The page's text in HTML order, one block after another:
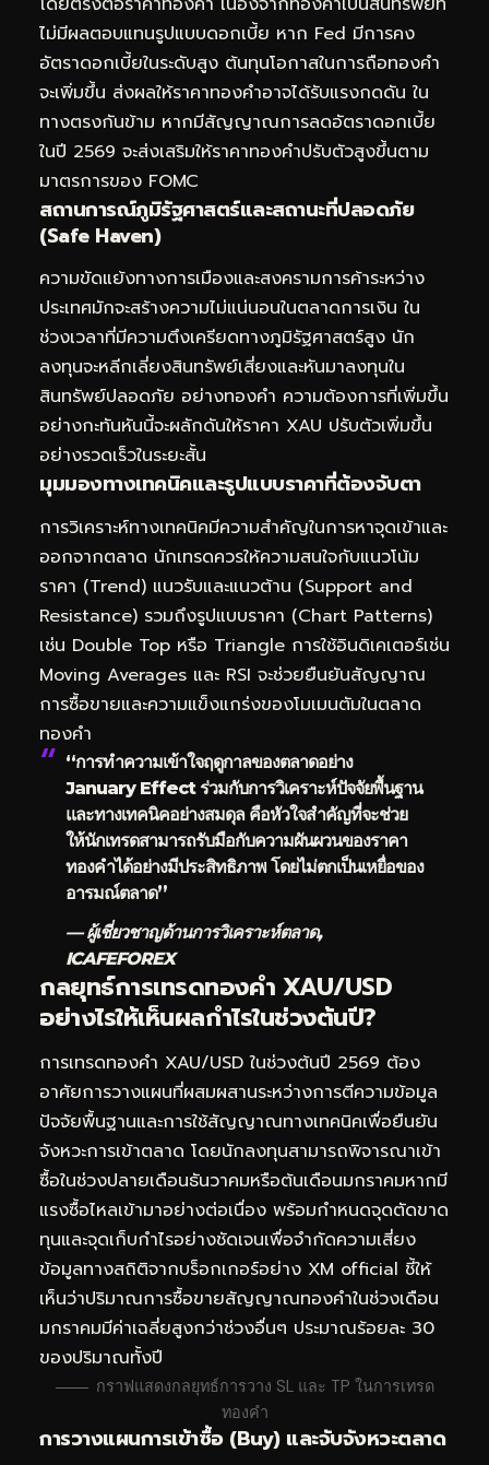
ไม่มีผลตอบแทนรูปแบบดอกเบี้ย หาก Fed มีการคง
อัตราดอกเบี้ยในระดับสูง ต้นทุนโอกาสในการถือทองคำ
จะเพิ่มขึ้น ส่งผลให้ราคาทองคำอาจได้รับแรงกดดัน ใน
ทางตรงกันข้าม หากมีสัญญาณการลดอัตราดอกเบี้ย
ในปี 2569 จะส่งเสริมให้ราคาทองคำปรับตัวสูงขึ้นตาม
มาตรการของ FOMC
สถานการณ์ภูมิรัฐศาสตร์และสถานะที่ปลอดภัย
(Safe Haven)
ความขัดแย้งทางการเมืองและสงครามการค้าระหว่าง
ประเทศมักจะสร้างความไม่แน่นอนในตลาดการเงิน ใน
ช่วงเวลาที่มีความตึงเครียดทางภูมิรัฐศาสตร์สูง นัก
ลงทุนจะหลีกเลี่ยงสินทรัพย์เสี่ยงและหันมาลงทุนใน
สินทรัพย์ปลอดภัย อย่างทองคำ ความต้องการที่เพิ่มขึ้น
อย่างกะทันหันนี้จะผลักดันให้ราคา XAU ปรับตัวเพิ่มขึ้น
อย่างรวดเร็วในระยะสั้น
มุมมองทางเทคนิคและรูปแบบราคาที่ต้องจับตา
การวิเคราะห์ทางเทคนิคมีความสำคัญในการหาจุดเข้าและ
ออกจากตลาด นักเทรดควรให้ความสนใจกับแนวโน้ม
ราคา (Trend) แนวรับและแนวต้าน (Support and
Resistance) รวมถึงรูปแบบราคา (Chart Patterns)
เช่น Double Top หรือ Triangle การใช้อินดิเคเตอร์เช่น
Moving Averages และ RSI จะช่วยยืนยันสัญญาณ
การซื้อขายและความแข็งแกร่งของโมเมนตัมในตลาด
ทองคำ
“การทำความเข้าใจฤดูกาลของตลาดอย่าง
January Effect ร่วมกับการวิเคราะห์ปัจจัยพื้นฐาน
และทางเทคนิคอย่างสมดุล คือหัวใจสำคัญที่จะช่วย
ให้นักเทรดสามารถรับมือกับความผันผวนของราคา
ทองคำได้อย่างมีประสิทธิภาพ โดยไม่ตกเป็นเหยื่อของ
อารมณ์ตลาด”
— ผู้เชี่ยวชาญด้านการวิเคราะห์ตลาด,
ICAFEFOREX
กลยุทธ์การเทรดทองคำ XAU/USD
อย่างไรให้เห็นผลกำไรในช่วงต้นปี?
การเทรดทองคำ XAU/USD ในช่วงต้นปี 2569 ต้อง
อาศัยการวางแผนที่ผสมผสานระหว่างการตีความข้อมูล
ปัจจัยพื้นฐานและการใช้สัญญาณทางเทคนิคเพื่อยืนยัน
จังหวะการเข้าตลาด โดยนักลงทุนสามารถพิจารณาเข้า
ซื้อในช่วงปลายเดือนธันวาคมหรือต้นเดือนมกราคมหากมี
แรงซื้อไหลเข้ามาอย่างต่อเนื่อง พร้อมกำหนดจุดตัดขาด
ทุนและจุดเก็บกำไรอย่างชัดเจนเพื่อจำกัดความเสี่ยง
ข้อมูลทางสถิติจากบร็อกเกอร์อย่าง XM official ชี้ให้
เห็นว่าปริมาณการซื้อขายสัญญาณทองคำในช่วงเดือน
มกราคมมีค่าเฉลี่ยสูงกว่าช่วงอื่นๆ ประมาณร้อยละ 30
ของปริมาณทั้งปี
กราฟแสดงกลยุทธ์การวาง SL และ TP ในการเทรด
ทองคำ
การวางแผนการเข้าซื้อ (Buy) และจับจังหวะตลาด